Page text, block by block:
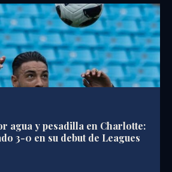
agua y pesadilla en Charlotte:
3-0 en su debut de Leagues